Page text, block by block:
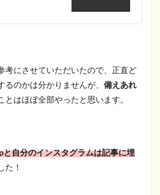
考にさせていただいたので、正直ど
のかは分かりませんが、 備えあれ
とはほぼ全部やったと思います。
自分のインスタグラムは記事に埋
た！